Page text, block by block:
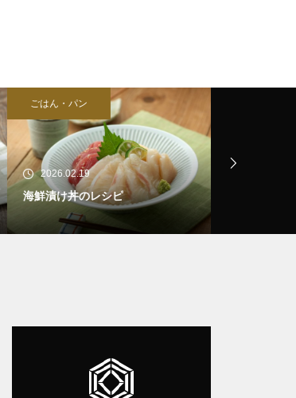
ごはん・パン
2026.02.19
海鮮漬け丼のレシピ